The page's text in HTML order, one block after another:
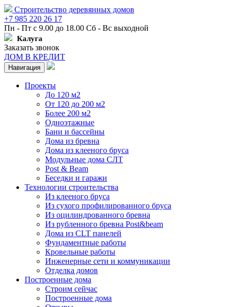
Строительство деревянных домов
+7 985 220 26 17
Пн - Пт с 9.00 до 18.00 Сб - Вс выходной
Калуга
Заказать звонок
ДОМ В КРЕДИТ
Навигация
Проекты
До 120 м2
От 120 до 200 м2
Более 200 м2
Одноэтажные
Бани и бассейны
Дома из бревна
Дома из клееного бруса
Модульные дома СЛТ
Post & Beam
Беседки и гаражи
Технологии строительства
Из клееного бруса
Из сухого профилированного бруса
Из оцилиндрованного бревна
Из рубленного бревна Post&beam
Дома из CLT панелей
Фундаментные работы
Кровельные работы
Инженерные сети и коммуникации
Отделка домов
Построенные дома
Строим сейчас
Построенные дома